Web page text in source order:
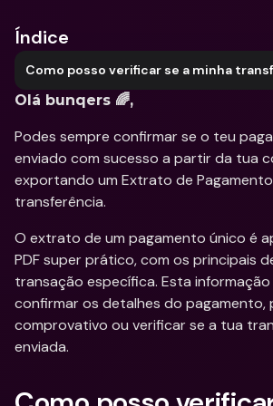
Índice
Olá bunqers 🌈,
Podes sempre confirmar se o teu
enviado com sucesso a partir da tua
exportando um Extrato de
transferência.
O extrato de um pagamento único é
PDF super prático, com os principais
transação específica. Esta
confirmar os detalhes do pagamento,
comprovativo ou verificar se a tua
enviada.